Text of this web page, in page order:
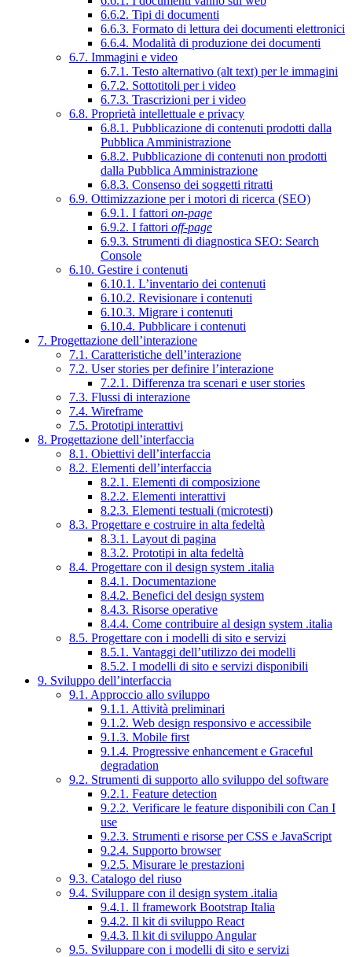
6.6.2. Tipi di documenti
6.6.3. Formato di lettura dei documenti elettronici
6.6.4. Modalità di produzione dei documenti
6.7. Immagini e video
6.7.1. Testo alternativo (alt text) per le immagini
6.7.2. Sottotitoli per i video
6.7.3. Trascrizioni per i video
6.8. Proprietà intellettuale e privacy
6.8.1. Pubblicazione di contenuti prodotti dalla
Pubblica Amministrazione
6.8.2. Pubblicazione di contenuti non prodotti
dalla Pubblica Amministrazione
6.8.3. Consenso dei soggetti ritratti
6.9. Ottimizzazione per i motori di ricerca (SEO)
6.9.1. I fattori on-page
6.9.2. I fattori off-page
6.9.3. Strumenti di diagnostica SEO: Search
Console
6.10. Gestire i contenuti
6.10.1. L’inventario dei contenuti
6.10.2. Revisionare i contenuti
6.10.3. Migrare i contenuti
6.10.4. Pubblicare i contenuti
7. Progettazione dell’interazione
7.1. Caratteristiche dell’interazione
7.2. User stories per definire l’interazione
7.2.1. Differenza tra scenari e user stories
7.3. Flussi di interazione
7.4. Wireframe
7.5. Prototipi interattivi
8. Progettazione dell’interfaccia
8.1. Obiettivi dell’interfaccia
8.2. Elementi dell’interfaccia
8.2.1. Elementi di composizione
8.2.2. Elementi interattivi
8.2.3. Elementi testuali (microtesti)
8.3. Progettare e costruire in alta fedeltà
8.3.1. Layout di pagina
8.3.2. Prototipi in alta fedeltà
8.4. Progettare con il design system .italia
8.4.1. Documentazione
8.4.2. Benefici del design system
8.4.3. Risorse operative
8.4.4. Come contribuire al design system .italia
8.5. Progettare con i modelli di sito e servizi
8.5.1. Vantaggi dell’utilizzo dei modelli
8.5.2. I modelli di sito e servizi disponibili
9. Sviluppo dell’interfaccia
9.1. Approccio allo sviluppo
9.1.1. Attività preliminari
9.1.2. Web design responsivo e accessibile
9.1.3. Mobile first
9.1.4. Progressive enhancement e Graceful
degradation
9.2. Strumenti di supporto allo sviluppo del software
9.2.1. Feature detection
9.2.2. Verificare le feature disponibili con Can I
use
9.2.3. Strumenti e risorse per CSS e JavaScript
9.2.4. Supporto browser
9.2.5. Misurare le prestazioni
9.3. Catalogo del riuso
9.4. Sviluppare con il design system .italia
9.4.1. Il framework Bootstrap Italia
9.4.2. Il kit di sviluppo React
9.4.3. Il kit di sviluppo Angular
9.5. Sviluppare con i modelli di sito e servizi